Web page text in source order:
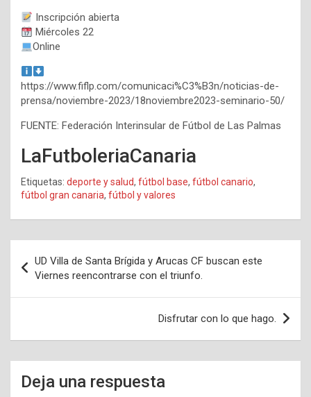
Inscripción abierta
Miércoles 22
Online
https://www.fiflp.com/comunicaci%C3%B3n/noticias-de-
prensa/noviembre-2023/18noviembre2023-seminario-50/
FUENTE: Federación Interinsular de Fútbol de Las Palmas
LaFutboleriaCanaria
Etiquetas: deporte y salud, fútbol base, fútbol canario,
fútbol gran canaria, fútbol y valores
de
entradas
UD Villa de Santa Brígida y Arucas CF buscan este
Viernes reencontrarse con el triunfo.
Disfrutar con lo que hago.
Deja una respuesta